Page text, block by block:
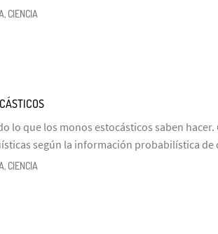
CIENCIA
lo que los monos estocásticos saben hacer.
según la información probabilística de
CIENCIA